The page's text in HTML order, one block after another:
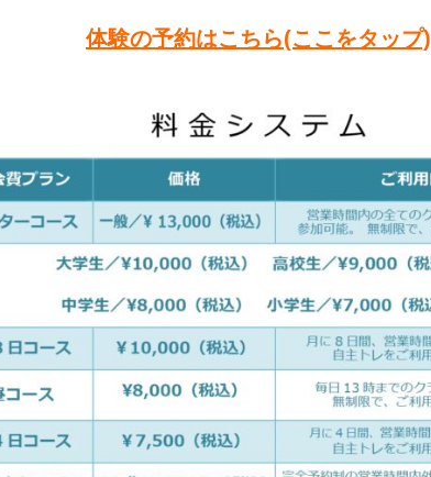
体験の予約はこちら(ここをタップ)